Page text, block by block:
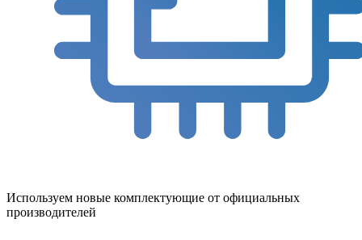
Используем новые комплектующие от официальных
производителей